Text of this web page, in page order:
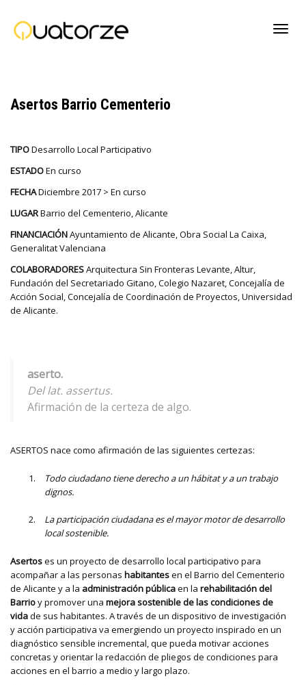
Asertos Barrio Cementerio
TIPODesarrollo Local Participativo
ESTADOEn curso
FECHADiciembre 2017 > En curso
LUGARBarrio del Cementerio, Alicante
FINANCIACIÓNAyuntamiento de Alicante, Obra Social La Caixa,
Generalitat Valenciana
COLABORADORESArquitectura Sin Fronteras Levante, Altur,
Fundación del Secretariado Gitano, Colegio Nazaret, Concejalía de
Acción Social, Concejalía de Coordinación de Proyectos, Universidad
de Alicante.
aserto.
Del lat. assertus.
Afirmación de la certeza de algo.
ASERTOS nace como afirmación de las siguientes certezas:
Todo ciudadano tiene derecho a un hábitat y a un trabajo
dignos.
La participación ciudadana es el mayor motor de desarrollo
local sostenible.
Asertoses un proyecto de desarrollo local participativo para
acompañar a las personas habitantesen el Barrio del Cementerio
de Alicante y a la administración públicaen la rehabilitación del
Barrioy promover una mejora sostenible de las condiciones de
vidade sus habitantes. A través de un dispositivo de investigación
y acción participativa va emergiendo un proyecto inspirado en un
diagnóstico sensible incremental, que pueda motivar acciones
concretas y orientar la redacción de pliegos de condiciones para
acciones en el barrio a medio y largo plazo.